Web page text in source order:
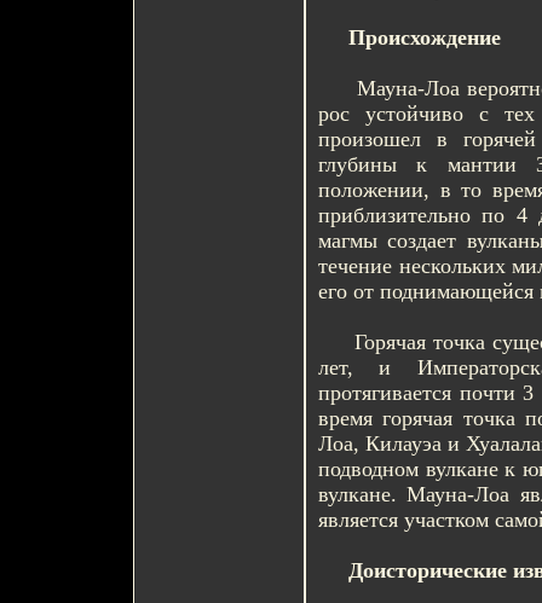
Происхождение
Мауна-Лоа вероятно
рос устойчиво с
произошел в
глубины к мантии
положении, в то
приблизительно по 4
магмы создает
течение нескольких
его от поднимающейся
Горячая точка
лет, и
протягивается почти
время горячая точка
Лоа, Килауэа и
подводном вулкане к
вулкане. Мауна-Лоа
является участком
Доисторические